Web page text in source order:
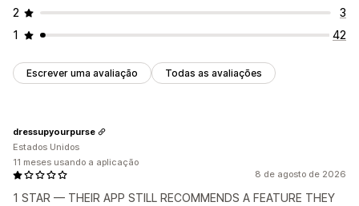
2
3
1
42
Escrever uma avaliação Todas as avaliações
8 de agosto de 2026
1 STAR — THEIR APP STILL RECOMMENDS A FEATURE THEY
dressupyourpurse
Estados Unidos
11 meses usando a aplicação